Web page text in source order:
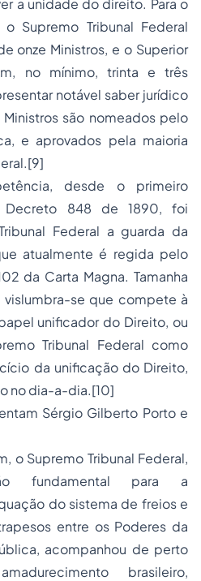
a unidade do direito. Para o
Supremo Tribunal Federal
onze Ministros, e o Superior
no mínimo, trinta e três
notável saber jurídico
são nomeados pelo
e aprovados pela maioria
[9]
desde o primeiro
Decreto 848 de 1890, foi
Federal a guarda da
atualmente é regida pelo
da Carta Magna. Tamanha
se que compete à
unificador do Direito, ou
Tribunal Federal como
da unificação do Direito,
no dia-a-dia.[10]
Sérgio Gilberto Porto e
o Supremo Tribunal Federal,
fundamental para a
do sistema de freios e
entre os Poderes da
acompanhou de perto
brasileiro,